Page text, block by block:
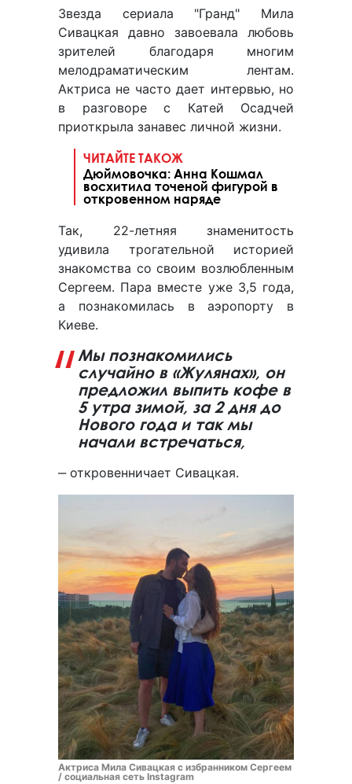
Звезда сериала "Гранд" Мила
Сивацкая давно завоевала любовь
зрителей благодаря многим
мелодраматическим лентам.
Актриса не часто дает интервью, но
в разговоре с Катей Осадчей
приоткрыла занавес личной жизни.
ЧИТАЙТЕ ТАКОЖ
Дюймовочка: Анна Кошмал
восхитила точеной фигурой в
откровенном наряде
Так, 22-летняя знаменитость
удивила трогательной историей
знакомства со своим возлюбленным
Сергеем. Пара вместе уже 3,5 года,
а познакомилась в аэропорту в
Киеве.
Мы познакомились
случайно в «Жулянах», он
предложил выпить кофе в
5 утра зимой, за 2 дня до
Нового года и так мы
начали встречаться,
‒ откровенничает Сивацкая.
Актриса Мила Сивацкая с избранником Сергеем
/ социальная сеть Instagram